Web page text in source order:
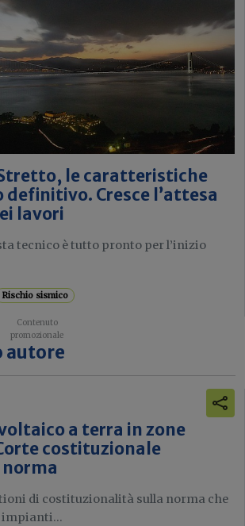
le caratteristiche
Cresce l’attesa
lavori
tecnico è tutto pronto per l’inizio
Rischio sismico
autore
a terra in zone
costituzionale
di costituzionalità sulla norma che
impianti...